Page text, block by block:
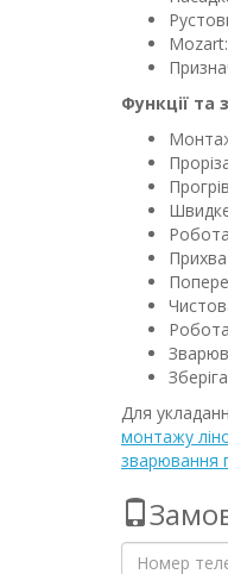
Функції та
Для
монтажу
зварювання